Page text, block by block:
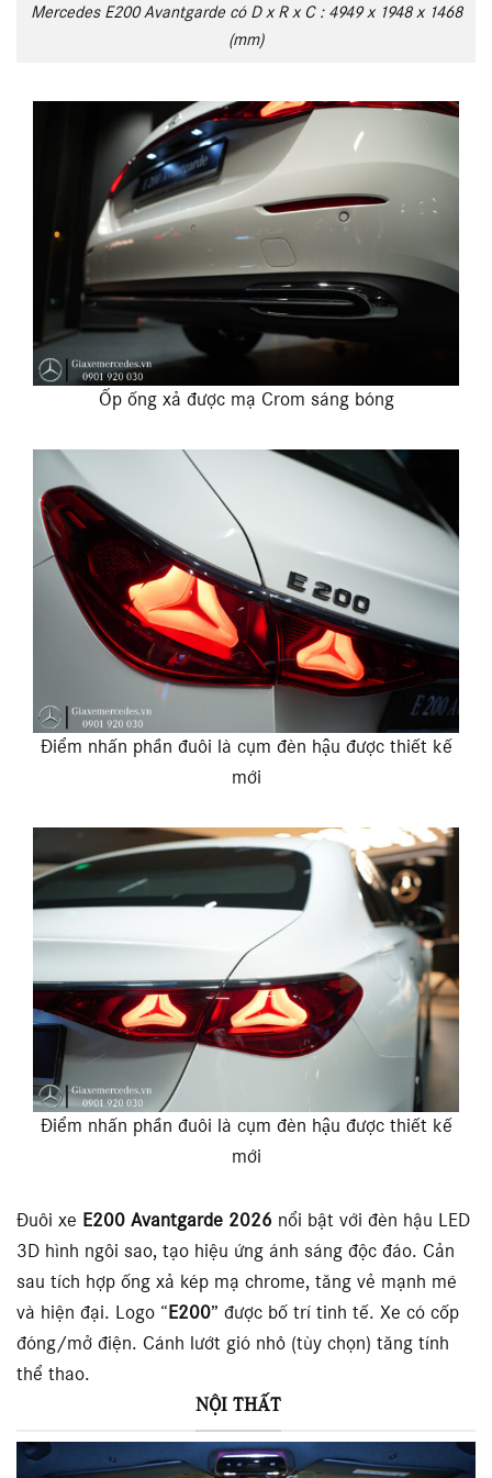
Mercedes E200 Avantgarde có D x R x C : 4949 x 1948 x 1468
(mm)
Ốp ống xả được mạ Crom sáng bóng
Điểm nhấn phần đuôi là cụm đèn hậu được thiết kế
mới
Điểm nhấn phần đuôi là cụm đèn hậu được thiết kế
mới
Đuôi xe E200 Avantgarde 2026 nổi bật với đèn hậu LED
3D hình ngôi sao, tạo hiệu ứng ánh sáng độc đáo. Cản
sau tích hợp ống xả kép mạ chrome, tăng vẻ mạnh mẽ
và hiện đại. Logo “ E200” được bố trí tinh tế. Xe có cốp
đóng/mở điện. Cánh lướt gió nhỏ (tùy chọn) tăng tính
thể thao.
NỘI THẤT